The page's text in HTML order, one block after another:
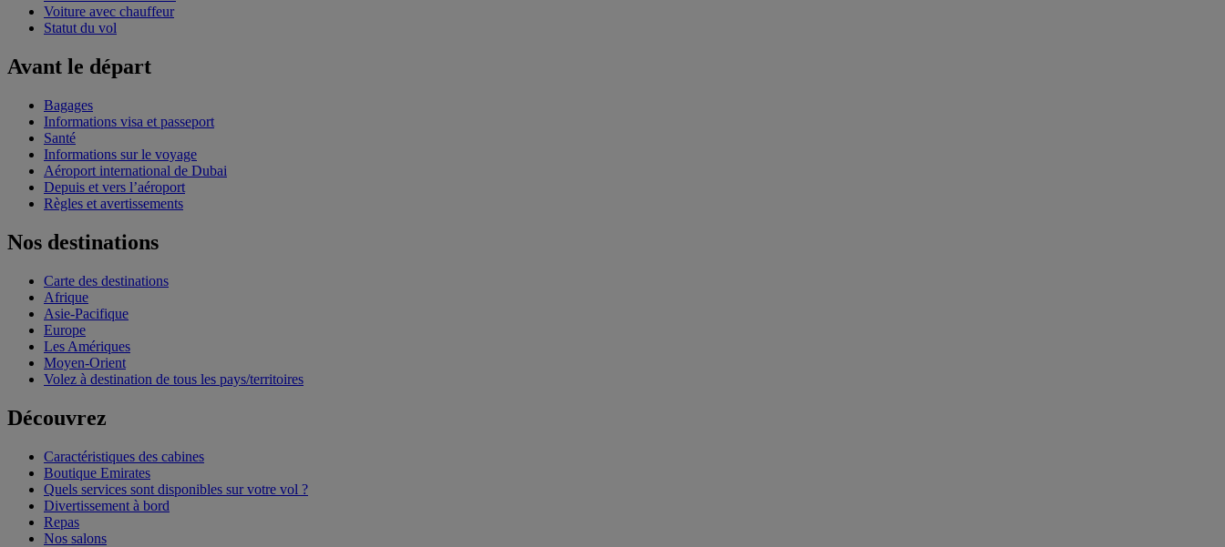
Voiture avec chauffeur
Statut du vol
Avant le départ
Bagages
Informations visa et passeport
Santé
Informations sur le voyage
Aéroport international de Dubai
Depuis et vers l’aéroport
Règles et avertissements
Nos destinations
Carte des destinations
Afrique
Asie-Pacifique
Europe
Les Amériques
Moyen-Orient
Volez à destination de tous les pays/territoires
Découvrez
Caractéristiques des cabines
Boutique Emirates
Quels services sont disponibles sur votre vol ?
Divertissement à bord
Repas
Nos salons